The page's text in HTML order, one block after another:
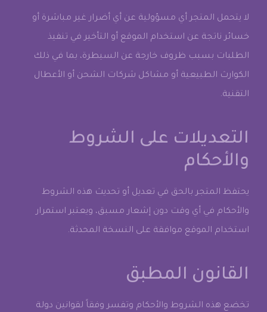
لا يتحمل المتجر أي مسؤولية عن أي أضرار غير مباشرة أو
خسائر ناتجة عن استخدام الموقع أو التأخير في تنفيذ
الطلبات بسبب ظروف خارجة عن السيطرة، بما في ذلك
الكوارث الطبيعية أو مشاكل شركات الشحن أو الأعطال
التقنية.
التعديلات على الشروط
والأحكام
يحتفظ المتجر بالحق في تعديل أو تحديث هذه الشروط
والأحكام في أي وقت دون إشعار مسبق، ويعتبر استمرار
استخدام الموقع موافقة على النسخة المحدثة.
القانون المطبق
تخضع هذه الشروط والأحكام وتفسر وفقاً لقوانين دولة